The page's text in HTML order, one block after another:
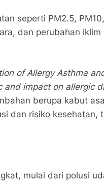
seperti PM2.5, PM10,
dan perubahan
of Allergy Asthma
impact on allergic
berupa kabut
dan risiko kesehatan,
mulai dari polusi